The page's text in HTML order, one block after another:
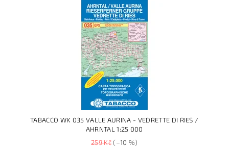
TABACCO WK 035 VALLE AURINA - VEDRETTE DI RIES /
AHRNTAL 1:25 000
259 Kč(–10 %)